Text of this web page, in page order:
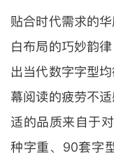
贴合时代需求的
白布局的巧妙韵
出当代数字字型
幕阅读的疲劳不
适的品质来自于
种字重、90套字